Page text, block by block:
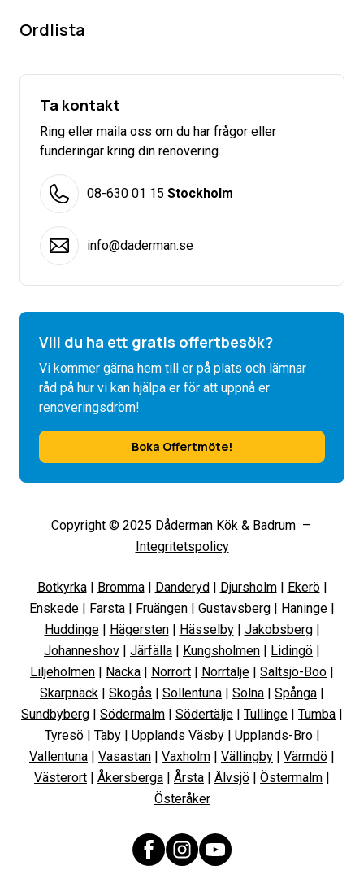
Ordlista
Ta kontakt
Ring eller maila oss om du har frågor eller
funderingar kring din renovering.
08-630 01 15 Stockholm
info@daderman.se
Vill du ha ett gratis offertbesök?
Vi kommer gärna hem till er på plats och lämnar
råd på hur vi kan hjälpa er för att uppnå er
renoveringsdröm!
Boka Offertmöte!
Copyright © 2025 Dåderman Kök & Badrum –
Integritetspolicy
Botkyrka| Bromma| Danderyd| Djursholm| Ekerö|
Enskede | Farsta | Fruängen | Gustavsberg | Haninge |
Huddinge| Hägersten| Hässelby| Jakobsberg|
Johanneshov | Järfälla | Kungsholmen | Lidingö |
Liljeholmen | Nacka | Norrort | Norrtälje | Saltsjö-Boo |
Skarpnäck | Skogås | Sollentuna | Solna | Spånga |
Sundbyberg | Södermalm | Södertälje | Tullinge | Tumba |
Tyresö| Täby| Upplands Väsby| Upplands-Bro|
Vallentuna | Vasastan | Vaxholm | Vällingby | Värmdö |
Västerort | Åkersberga | Årsta | Älvsjö | Östermalm |
Österåker
FacebookInstagramYouTube